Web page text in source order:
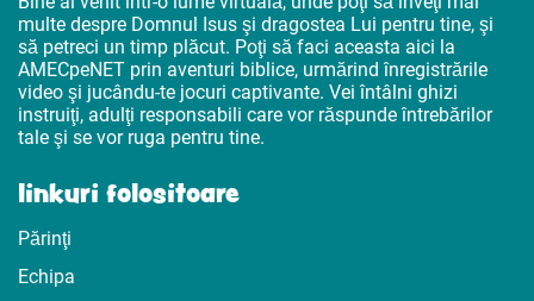
multe despre Domnul Isus şi dragostea Lui pentru tine, şi
să petreci un timp plăcut. Poţi să faci aceasta aici la
AMECpeNET prin aventuri biblice, urmărind înregistrările
video şi jucându-te jocuri captivante. Vei întâlni ghizi
instruiţi, adulţi responsabili care vor răspunde întrebărilor
tale şi se vor ruga pentru tine.
linkuri folositoare
Părinţi
Echipa